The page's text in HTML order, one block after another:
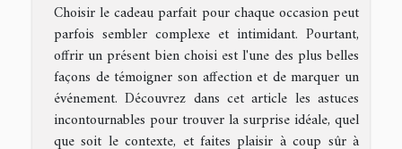
Choisir le cadeau parfait pour chaque occasion peut
parfois sembler complexe et intimidant. Pourtant,
offrir un présent bien choisi est l'une des plus belles
façons de témoigner son affection et de marquer un
événement. Découvrez dans cet article les astuces
incontournables pour trouver la surprise idéale, quel
que soit le contexte, et faites plaisir à coup sûr à